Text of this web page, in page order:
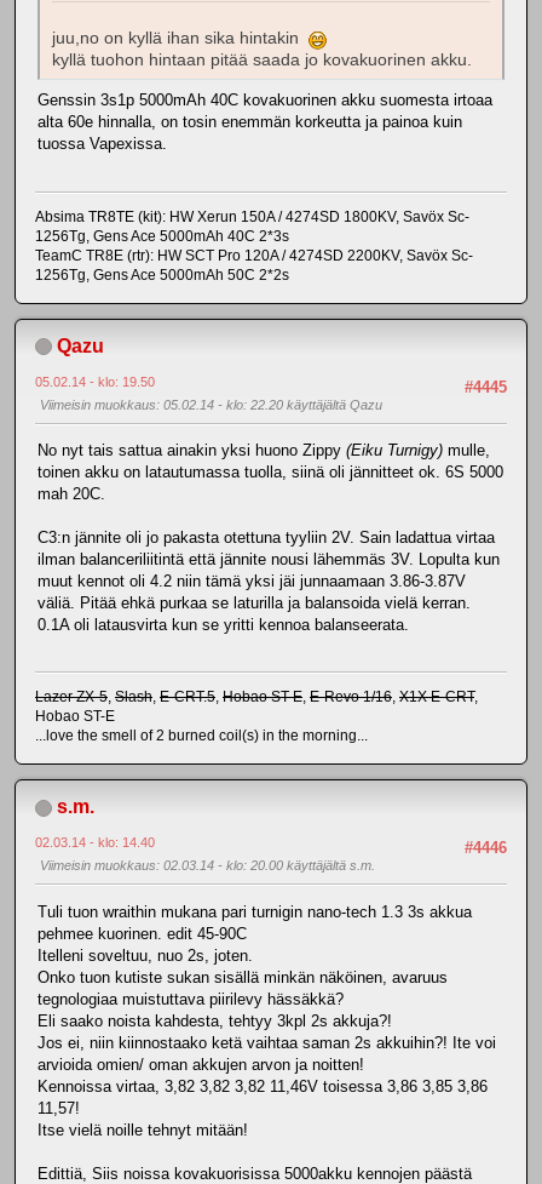
juu,no on kyllä ihan sika hintakin
kyllä tuohon hintaan pitää saada jo kovakuorinen akku.
Genssin 3s1p 5000mAh 40C kovakuorinen akku suomesta irtoaa
alta 60e hinnalla, on tosin enemmän korkeutta ja painoa kuin
tuossa Vapexissa.
Absima TR8TE (kit): HW Xerun 150A / 4274SD 1800KV, Savöx Sc-
1256Tg, Gens Ace 5000mAh 40C 2*3s
TeamC TR8E (rtr): HW SCT Pro 120A / 4274SD 2200KV, Savöx Sc-
1256Tg, Gens Ace 5000mAh 50C 2*2s
Qazu
#4445
05.02.14 - klo: 19.50
Viimeisin muokkaus: 05.02.14 - klo: 22.20 käyttäjältä Qazu
No nyt tais sattua ainakin yksi huono Zippy (Eiku Turnigy) mulle,
toinen akku on latautumassa tuolla, siinä oli jännitteet ok. 6S 5000
mah 20C.
C3:n jännite oli jo pakasta otettuna tyyliin 2V. Sain ladattua virtaa
ilman balanceriliitintä että jännite nousi lähemmäs 3V. Lopulta kun
muut kennot oli 4.2 niin tämä yksi jäi junnaamaan 3.86-3.87V
väliä. Pitää ehkä purkaa se laturilla ja balansoida vielä kerran.
0.1A oli latausvirta kun se yritti kennoa balanseerata.
Lazer ZX-5, Slash, E-CRT.5, Hobao ST-E, E-Revo 1/16, X1X E-CRT,
Hobao ST-E
...love the smell of 2 burned coil(s) in the morning...
s.m.
#4446
02.03.14 - klo: 14.40
Viimeisin muokkaus: 02.03.14 - klo: 20.00 käyttäjältä s.m.
Tuli tuon wraithin mukana pari turnigin nano-tech 1.3 3s akkua
pehmee kuorinen. edit 45-90C
Itelleni soveltuu, nuo 2s, joten.
Onko tuon kutiste sukan sisällä minkän näköinen, avaruus
tegnologiaa muistuttava piirilevy hässäkkä?
Eli saako noista kahdesta, tehtyy 3kpl 2s akkuja?!
Jos ei, niin kiinnostaako ketä vaihtaa saman 2s akkuihin?! Ite voi
arvioida omien/ oman akkujen arvon ja noitten!
Kennoissa virtaa, 3,82 3,82 3,82 11,46V toisessa 3,86 3,85 3,86
11,57!
Itse vielä noille tehnyt mitään!
Edittiä, Siis noissa kovakuorisissa 5000akku kennojen päästä